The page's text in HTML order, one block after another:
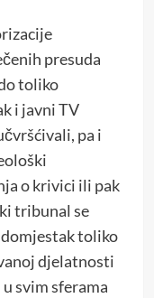
presuda
toliko
i javni TV
pa i
o krivici ili pak
tribunal se
toliko
djelatnosti
svim sferama